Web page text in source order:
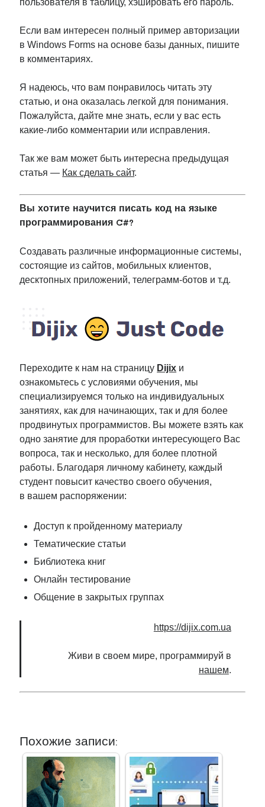
пользователя в таблицу, хэшировать его пароль.
Если вам интересен полный пример авторизации
в Windows Forms на основе базы данных, пишите
в комментариях.
Я надеюсь, что вам понравилось читать эту
статью, и она оказалась легкой для понимания.
Пожалуйста, дайте мне знать, если у вас есть
какие-либо комментарии или исправления.
Так же вам может быть интересна предыдущая
статья — Как сделать сайт.
Вы хотите научится писать код на языке
программирования C#?
Создавать различные информационные системы,
состоящие из сайтов, мобильных клиентов,
десктопных приложений, телеграмм-ботов и т.д.
Переходите к нам на страницу Dijix и
ознакомьтесь с условиями обучения, мы
специализируемся только на индивидуальных
занятиях, как для начинающих, так и для более
продвинутых программистов. Вы можете взять как
одно занятие для проработки интересующего Вас
вопроса, так и несколько, для более плотной
работы. Благодаря личному кабинету, каждый
студент повысит качество своего обучения,
в вашем распоряжении:
Доступ к пройденному материалу
Тематические статьи
Библиотека книг
Онлайн тестирование
Общение в закрытых группах
https://dijix.com.ua
Живи в своем мире, программируй в
нашем.
Похожие записи: